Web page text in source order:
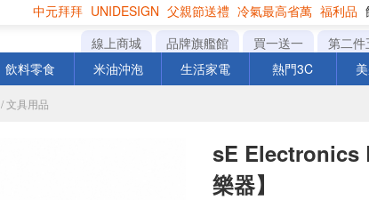
中元拜拜 UNIDESIGN 父親節送禮 冷氣最高省萬 福利品
巧克力 罐頭 衛生紙
線上商城 品牌旗艦館 買一送一 第二件
飲料零食 米油沖泡 生活家電 熱門3C
/ 文具用品
sE Electronics
樂器】